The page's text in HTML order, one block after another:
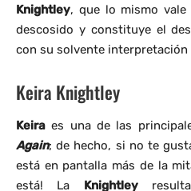
Knightley, que lo mismo
descosido y constituye el
con su solvente
Keira Knightley
Keira es una de las
Again; de hecho, si no te
está en pantalla más de la
está! La Knightleyresulta